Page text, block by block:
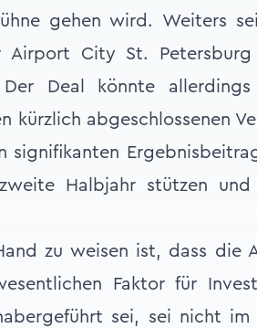
gehen wird. Weiters
Airport City St. Petersburg
Deal könnte
kürzlich abgeschlossenen
signifikanten
Halbjahr stützen
zu weisen ist, dass die
Faktor für
sei, sei nicht